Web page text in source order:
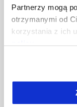
Partnerzy mogą
otrzymanymi od
korzystania z ich
Centrum prasowe
Dokumenty
Baza dokumentów
RODO
Oferta